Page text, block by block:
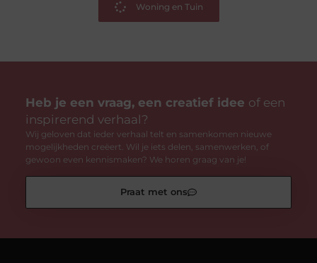
Woning en Tuin
Heb je een vraag, een creatief idee of een
inspirerend verhaal?
Wij geloven dat ieder verhaal telt en samenkomen nieuwe
mogelijkheden creëert. Wil je iets delen, samenwerken, of
gewoon even kennismaken? We horen graag van je!
Praat met ons